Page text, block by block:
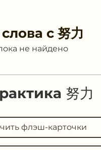
с努力
не найдено
努力
флэш-карточки